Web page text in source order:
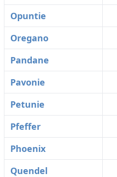
Opuntie
Oregano
Pandane
Pavonie
Petunie
Pfeffer
Phoenix
Quendel